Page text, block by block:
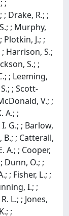
;
; Drake, R.; ;
; Murphy,
Plotkin, J.; ;
Harrison, S.;
S.; ;
; Leeming,
; Scott-
V.; ;
A.; ;
G.; ; Barlow,
B.; ; Catterall,
A.; ; Cooper,
Dunn, O.; ;
; Fisher, L.; ;
I.; ;
L.; ; Jones,
;